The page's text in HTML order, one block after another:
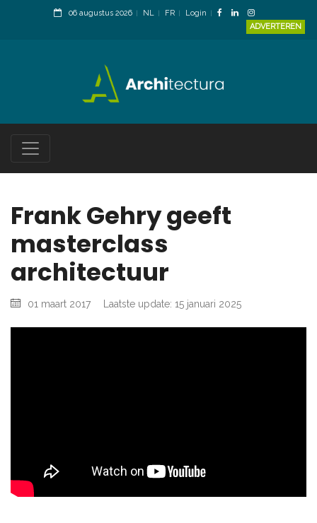
06 augustus 2026 NL FR
Login
ADVERTEREN
Frank Gehry geeft
masterclass
architectuur
01 maart 2017 Laatste update: 15 januari 2025